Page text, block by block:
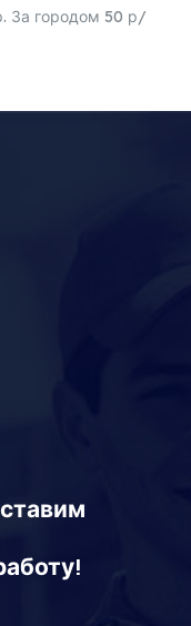
За городом 50 р/